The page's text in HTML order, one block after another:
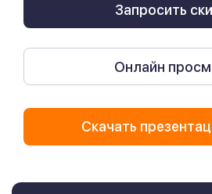
Запросить
Онлайн
Скачать